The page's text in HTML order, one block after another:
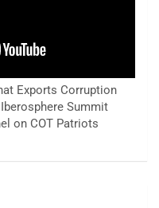
Exports Corruption
Summit
on COT Patriots